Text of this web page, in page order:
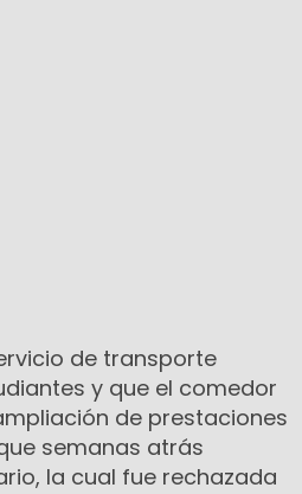
de transporte
y que el comedor
de prestaciones
semanas atrás
la cual fue rechazada